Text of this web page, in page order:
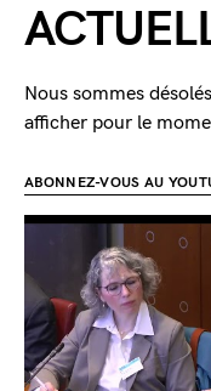
Nous sommes
afficher pour le
ABONNEZ-VOUS AU